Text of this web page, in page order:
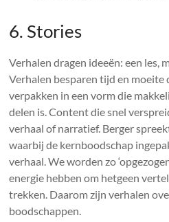
6. Stories
Verhalen dragen ideeën: een les,
Verhalen besparen tijd en moeite
verpakken in een vorm die
delen is. Content die snel
verhaal of narratief. Berger
waarbij de kernboodschap
verhaal. We worden zo
energie hebben om hetgeen
trekken. Daarom zijn verhalen
boodschappen.